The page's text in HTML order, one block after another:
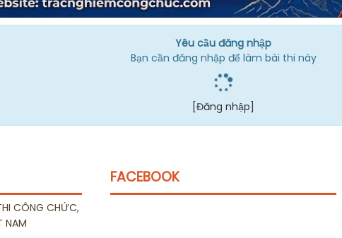
Yêu cầu đăng nhập
Bạn cần đăng nhập để làm bài thi này
[Đăng nhập]
CÔNG CHỨC,
NAM
FACEBOOK